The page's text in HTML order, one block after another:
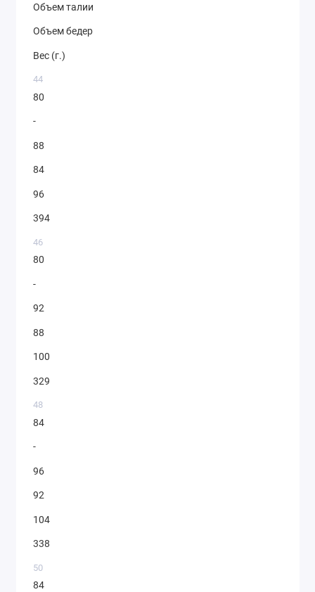
Объем талии
Объем бедер
Вес (г.)
44
80
-
88
84
96
394
46
80
-
92
88
100
329
48
84
-
96
92
104
338
50
84